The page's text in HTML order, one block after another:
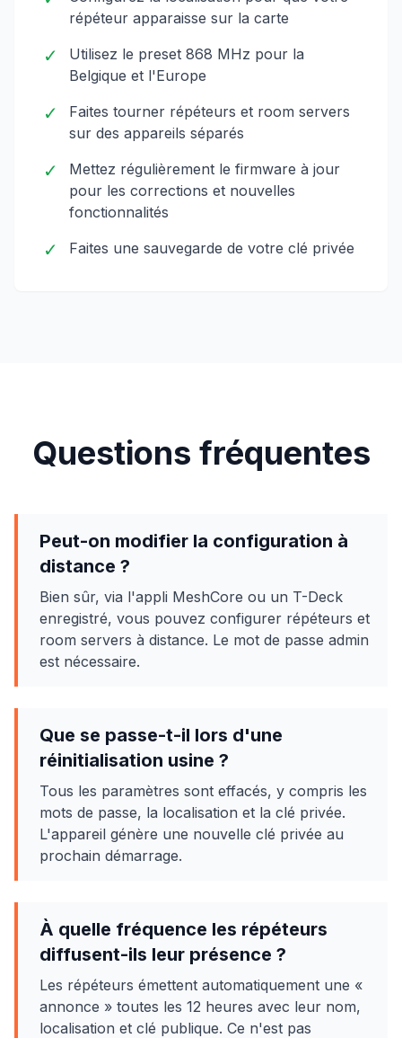
répéteur apparaisse sur la carte
✓
Utilisez le preset 868 MHz pour la
Belgique et l'Europe
✓
Faites tourner répéteurs et room servers
sur des appareils séparés
✓
Mettez régulièrement le firmware à jour
pour les corrections et nouvelles
fonctionnalités
✓ Faites une sauvegarde de votre clé privée
Questions fréquentes
Peut-on modifier la configuration à
distance ?
Bien sûr, via l'appli MeshCore ou un T-Deck
enregistré, vous pouvez configurer répéteurs et
room servers à distance. Le mot de passe admin
est nécessaire.
Que se passe-t-il lors d'une
réinitialisation usine ?
Tous les paramètres sont effacés, y compris les
mots de passe, la localisation et la clé privée.
L'appareil génère une nouvelle clé privée au
prochain démarrage.
À quelle fréquence les répéteurs
diffusent-ils leur présence ?
Les répéteurs émettent automatiquement une «
annonce » toutes les 12 heures avec leur nom,
localisation et clé publique. Ce n'est pas